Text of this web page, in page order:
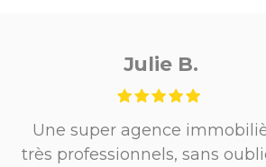
Fanny R.
Une agence très
Des échanges réguliers et